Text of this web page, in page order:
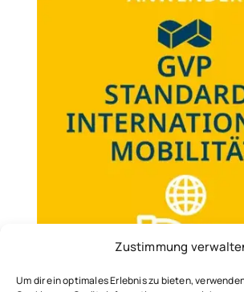
Zustimmung
Um dir ein optimales Erlebnis zu bieten,